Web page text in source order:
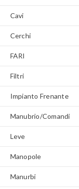
Cavi
Cerchi
FARI
Filtri
Impianto Frenante
Manubrio/Comandi
Leve
Manopole
Manurbi